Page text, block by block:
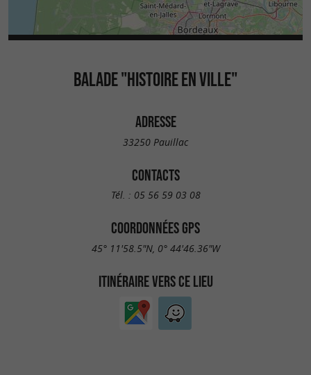
BALADE "HISTOIRE EN VILLE"
ADRESSE
33250 Pauillac
CONTACTS
Tél. : 05 56 59 03 08
COORDONNÉES GPS
45° 11'58.5"N, 0° 44'46.36"W
ITINÉRAIRE VERS CE LIEU